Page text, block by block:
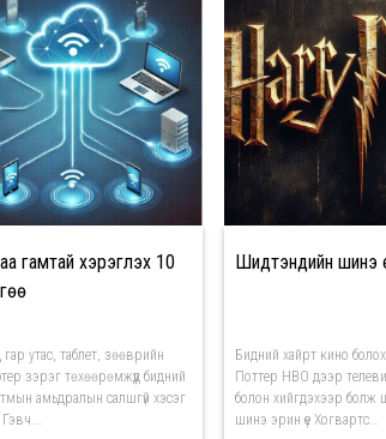
гамтай хэрэглэх 10
гар утас, таблет, зөөврийн
зэрэг төхөөрөмжүүд бидний
амьдралын салшгүй хэсэг
Шидтэнүүдийн шинэ
Бидний хайрт кино
Поттер HBO дээр
болон хийгдэхээр болж
шинэ эрин үе Хогвартс...